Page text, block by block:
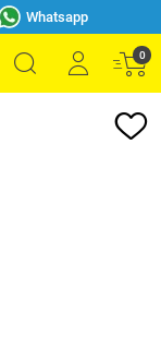
Whatsapp
0